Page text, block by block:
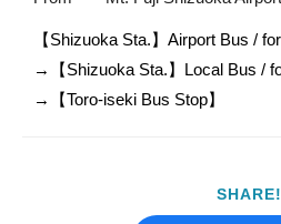
【Shizuoka Sta.】Airport Bus /
→【Shizuoka Sta.】Local Bus /
→【Toro-iseki Bus Stop】
SHARE!